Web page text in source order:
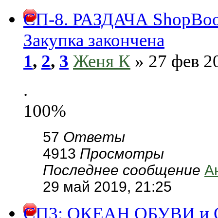
СП-8. РАЗДАЧА
Закупка закончена
1, 2, 3 Женя К » 27 фев
.
100%
57 Ответы
4913 Просмотры
Последнее сообщение
29 май 2019, 21:25
СП3: ОКЕАН ОБУВИ и